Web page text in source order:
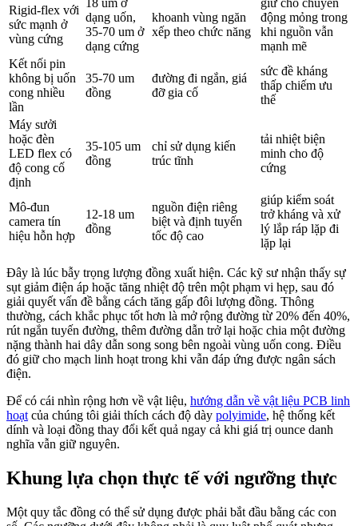
Rigid-flex với
sức mạnh ở
vùng cứng
18 um ở
dạng uốn,
35-70 um ở
dạng cứng
khoanh vùng ngăn
xếp theo chức năng
giữ cho chuyển
động mỏng trong
khi nguồn vẫn
mạnh mẽ
Kết nối pin
không bị uốn
cong nhiều
lần
35-70 um
đồng
đường đi ngắn, giá
đỡ gia cố
sức đề kháng
thấp chiếm ưu
thế
Máy sưởi
hoặc đèn
LED flex có
độ cong cố
định
35-105 um
đồng
chỉ sử dụng kiến ​​
trúc tĩnh
tải nhiệt biện
minh cho độ
cứng
Mô-đun
camera tín
hiệu hỗn hợp
12-18 um
đồng
nguồn điện riêng
biệt và định tuyến
tốc độ cao
giúp kiểm soát
trở kháng và xử
lý lắp ráp lặp đi
lặp lại
Đây là lúc bẫy trọng lượng đồng xuất hiện. Các kỹ sư nhận thấy sự
sụt giảm điện áp hoặc tăng nhiệt độ trên một phạm vi hẹp, sau đó
giải quyết vấn đề bằng cách tăng gấp đôi lượng đồng. Thông
thường, cách khắc phục tốt hơn là mở rộng đường từ 20% đến 40%,
rút ​​ngắn tuyến đường, thêm đường dẫn trở lại hoặc chia một đường
nặng thành hai dây dẫn song song bên ngoài vùng uốn cong. Điều
đó giữ cho mạch linh hoạt trong khi vẫn đáp ứng được ngân sách
điện.
Để có cái nhìn rộng hơn về vật liệu, hướng dẫn về vật liệu PCB linh
hoạt của chúng tôi giải thích cách độ dày polyimide, hệ thống kết
dính và loại đồng thay đổi kết quả ngay cả khi giá trị ounce danh
nghĩa vẫn giữ nguyên.
Khung lựa chọn thực tế với ngưỡng thực
Một quy tắc đồng có thể sử dụng được phải bắt đầu bằng các con